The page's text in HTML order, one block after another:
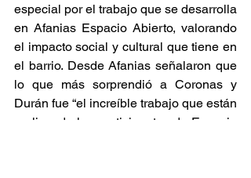
especial por el trabajo que se desarrolla
en Afanias Espacio Abierto, valorando
el impacto social y cultural que tiene en
el barrio. Desde Afanias señalaron que
lo que más sorprendió a Coronas y
Durán fue “el increíble trabajo que están
realizando los participantes de Espacio